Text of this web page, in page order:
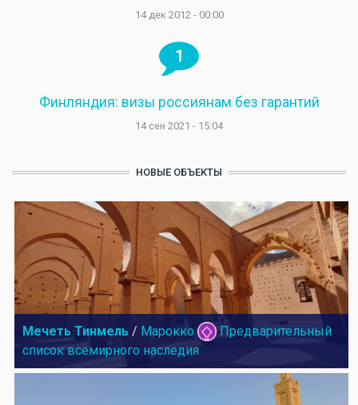
14 дек 2012 - 00:00
1
Финляндия: визы россиянам без гарантий
14 сен 2021 - 15:04
НОВЫЕ ОБЪЕКТЫ
Мечеть Тинмель / Марокко
Предварительный
список всемирного наследия